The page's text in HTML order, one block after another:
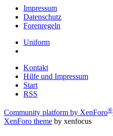
Impressum
Datenschutz
Forenregeln
Uniform
Kontakt
Hilfe und Impressum
Start
RSS
Community platform by XenForo®
XenForo theme by xenfocus